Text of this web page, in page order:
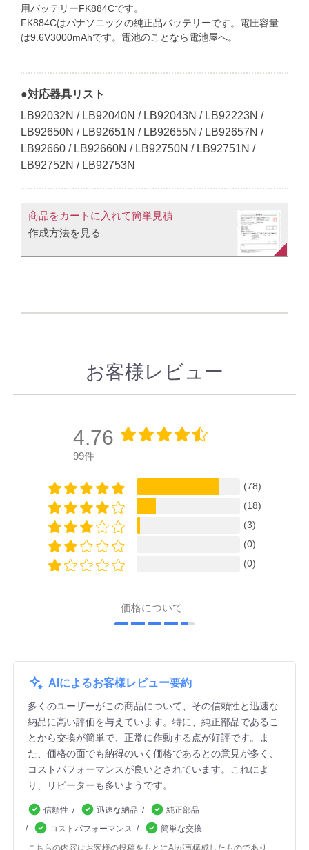
用バッテリーFK884Cです。
FK884Cはパナソニックの純正品バッテリーです。電圧容量
は9.6V3000mAhです。電池のことなら電池屋へ。
●対応器具リスト
LB92032N / LB92040N / LB92043N / LB92223N /
LB92650N / LB92651N / LB92655N / LB92657N /
LB92660 / LB92660N / LB92750N / LB92751N /
LB92752N / LB92753N
商品をカートに入れて簡単見積​
作成方法を見る​​
お客様レビュー
4.76
99件
(78)
(18)
(3)
(0)
(0)
価格について
AIによるお客様レビュー要約
多くのユーザーがこの商品について、その信頼性と迅速な
納品に高い評価を与えています。特に、純正部品であるこ
とから交換が簡単で、正常に作動する点が好評です。ま
た、価格の面でも納得のいく価格であるとの意見が多く、
コストパフォーマンスが良いとされています。これによ
り、リピーターも多いようです。
信頼性 迅速な納品
純正部品
コストパフォーマンス
簡単な交換
こちらの内容はお客様の投稿をもとにAIが再構成したものであり、